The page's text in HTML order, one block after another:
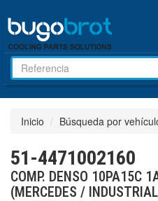
Inicio Búsqueda por
51-4471002160
COMP. DENSO 10PA15C
(MERCEDES /